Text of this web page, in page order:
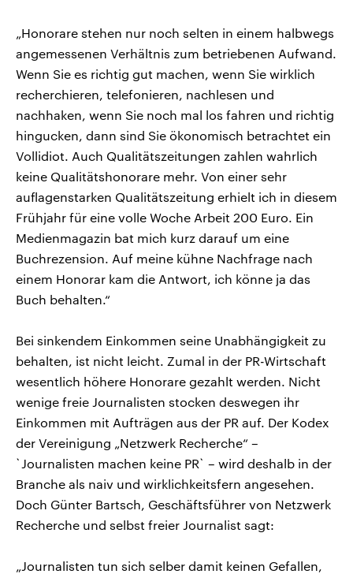
„Honorare stehen nur noch selten in einem halbwegs
angemessenen Verhältnis zum betriebenen Aufwand.
Wenn Sie es richtig gut machen, wenn Sie wirklich
recherchieren, telefonieren, nachlesen und
nachhaken, wenn Sie noch mal los fahren und richtig
hingucken, dann sind Sie ökonomisch betrachtet ein
Vollidiot. Auch Qualitätszeitungen zahlen wahrlich
keine Qualitätshonorare mehr. Von einer sehr
auflagenstarken Qualitätszeitung erhielt ich in diesem
Frühjahr für eine volle Woche Arbeit 200 Euro. Ein
Medienmagazin bat mich kurz darauf um eine
Buchrezension. Auf meine kühne Nachfrage nach
einem Honorar kam die Antwort, ich könne ja das
Buch behalten.“
Bei sinkendem Einkommen seine Unabhängigkeit zu
behalten, ist nicht leicht. Zumal in der PR-Wirtschaft
wesentlich höhere Honorare gezahlt werden. Nicht
wenige freie Journalisten stocken deswegen ihr
Einkommen mit Aufträgen aus der PR auf. Der Kodex
der Vereinigung „Netzwerk Recherche“ –
`Journalisten machen keine PR` – wird deshalb in der
Branche als naiv und wirklichkeitsfern angesehen.
Doch Günter Bartsch, Geschäftsführer von Netzwerk
Recherche und selbst freier Journalist sagt:
„Journalisten tun sich selber damit keinen Gefallen,